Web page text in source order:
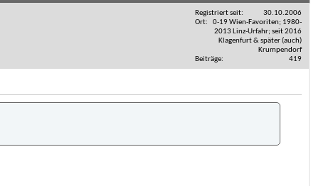
Registriert seit
30.10.2006
Ort
0-19 Wien-Favoriten; 1980-
2013 Linz-Urfahr; seit 2016
Klagenfurt & später (auch)
Krumpendorf
Beiträge
419